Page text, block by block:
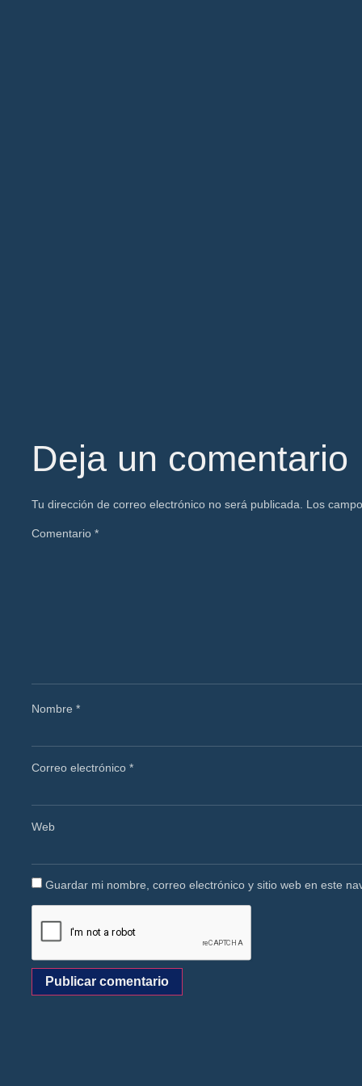
Deja un comentario
Tu dirección de correo electrónico no será publicada. Los
Comentario*
Nombre*
Correo electrónico*
Web
Guardar mi nombre, correo electrónico y sitio web en este